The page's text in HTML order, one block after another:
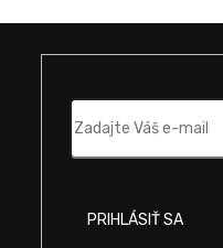
PRIHLÁSIŤ SA